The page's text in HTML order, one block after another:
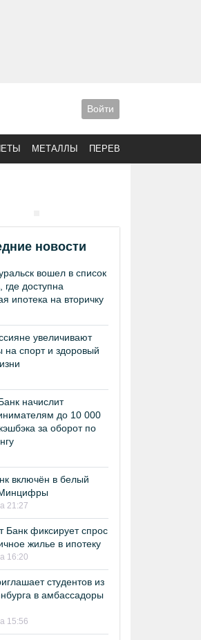
Войти
МЕТАЛЛЫ ПЕРЕВОДЫ
новости
вошел в список
где доступна
ипотека на вторичку
увеличивают
на спорт и здоровый
начислит
до 10 000
за оборот по
включён в белый
21:27
Банк фиксирует спрос
жилье в ипотеку
16:20
студентов из
в амбассадоры
15:56